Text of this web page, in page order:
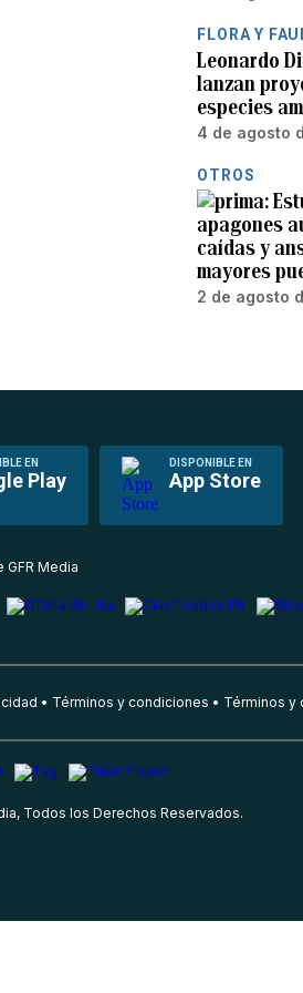
FLORA Y
Leonardo
lanzan
especies
4 de agosto
OTROS
apagones
caídas y
mayores
2 de agosto
EN
Play
DISPONIBLE EN
App Store
GFR Media
Términos y condiciones Términos y
Todos los Derechos Reservados.